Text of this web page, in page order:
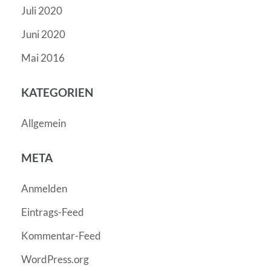
Juli 2020
Juni 2020
Mai 2016
KATEGORIEN
Allgemein
META
Anmelden
Eintrags-Feed
Kommentar-Feed
WordPress.org